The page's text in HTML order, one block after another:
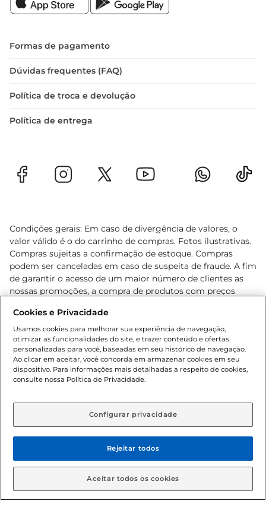
Formas de pagamento
Dúvidas frequentes (FAQ)
Política de troca e devolução
Política de entrega
Condições gerais: Em caso de divergência de valores, o
valor válido é o do carrinho de compras. Fotos ilustrativas.
Compras sujeitas a confirmação de estoque. Compras
podem ser canceladas em caso de suspeita de fraude. A fim
de garantir o acesso de um maior número de clientes as
nossas promoções, a compra de produtos com preços
cliente. Os preços, ofertas e condições são exclusivos para
o e-commerce e válidos durante o dia de hoje, podendo
sofrer alterações sem prévia notificação. Proibida a venda
de bebidas alcoólicas para menores de 18 anos, conforme
Lei n.º 8069/90, art. 81, inciso II (Estatuto da Criança e do
Adolescente). Preços e condições exclusivos para o
aviso prévio. O valor mínimo para as compras on-line é de
© 2026 Copyright. Todos os direitos
reservados Gbarbosa.
Cookies e Privacidade
Usamos cookies para melhorar sua experiência de navegação,
otimizar as funcionalidades do site, e trazer conteúdo e ofertas
personalizadas para você, baseadas em seu histórico de navegação.
Ao clicar em aceitar, você concorda em armazenar cookies em seu
dispositivo. Para informações mais detalhadas a respeito de cookies,
consulte nossa Política de Privacidade.
Configurar privacidade
Rejeitar todos
Aceitar todos os cookies